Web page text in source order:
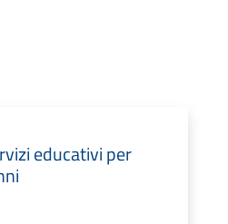
educativi per